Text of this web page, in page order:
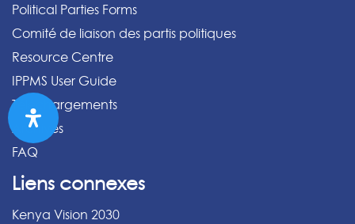
Political Parties Forms
Comité de liaison des partis politiques
Resource Centre
IPPMS User Guide
Téléchargements
Archives
FAQ
Liens connexes
Kenya Vision 2030